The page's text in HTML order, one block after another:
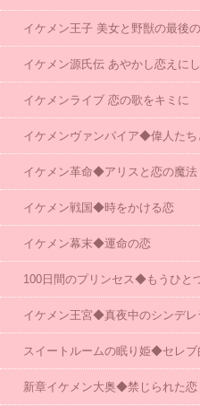
イケメン王子 美女と野獣の最後
イケメン源氏伝 あやかし恋えにし
イケメンライブ 恋の歌をキミに
イケメンヴァンパイア◆偉人たち
イケメン革命◆アリスと恋の魔法
イケメン戦国◆時をかける恋
イケメン幕末◆運命の恋
100日間のプリンセス◆もうひと
イケメン王宮◆真夜中のシンデレ
スイートルームの眠り姫◆セレブ
新章イケメン大奥◆禁じられた恋